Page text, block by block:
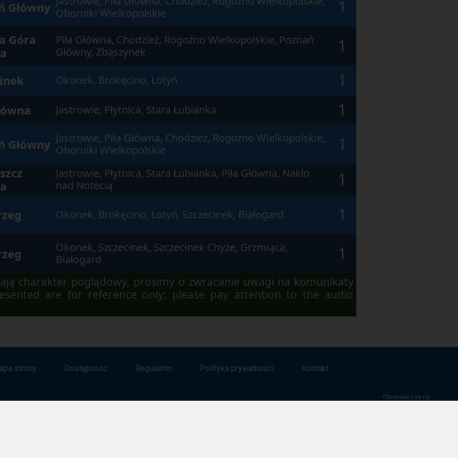
Główny Oborniki Wielkopolskie
1
Góra
Piła Główna, Chodzież, Rogoźno Wielkopolskie, Poznań
Główny, Zbąszynek
1
Okonek, Brokęcino, Lotyń
1
Jastrowie, Płytnica, Stara Łubianka
1
Główny Jastrowie, Piła Główna, Chodzież, Rogoźno Wielkopolskie,
Oborniki Wielkopolskie
1
Jastrowie, Płytnica, Stara Łubianka, Piła Główna, Nakło
nad Notecią
1
Okonek, Brokęcino, Lotyń, Szczecinek, Białogard
1
Okonek, Szczecinek, Szczecinek Chyże, Grzmiąca,
Białogard
1
charakter poglądowy, prosimy o zwracanie uwagi na komunikaty
are for reference only; please pay attention to the audio
strony Dostępność Regulamin Polityka prywatności Kontakt
Obserwuj nas na: